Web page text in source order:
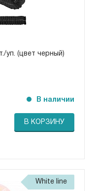
уп. (цвет черный)
В наличии
В КОРЗИНУ
White line